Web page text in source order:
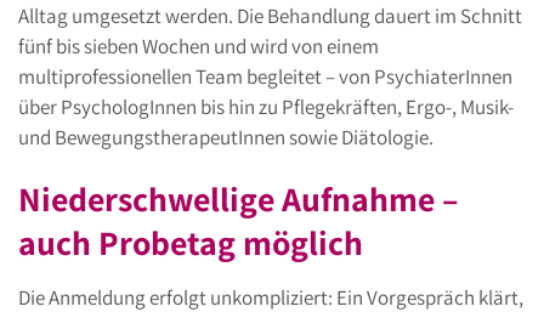
Alltag umgesetzt werden. Die Behandlung dauert im Schnitt
fünf bis sieben Wochen und wird von einem
multiprofessionellen Team begleitet – von PsychiaterInnen
über PsychologInnen bis hin zu Pflegekräften, Ergo-, Musik-
und BewegungstherapeutInnen sowie Diätologie.
Niederschwellige Aufnahme –
auch Probetag möglich
Die Anmeldung erfolgt unkompliziert: Ein Vorgespräch klärt,